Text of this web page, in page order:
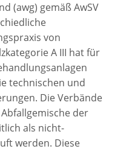
(awg) gemäß AwSV
von
A III hat für
technischen und
Die Verbände
der
als nicht-
werden. Diese